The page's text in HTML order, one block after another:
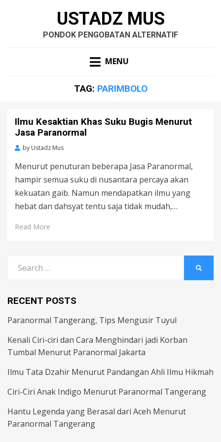
USTADZ MUS
PONDOK PENGOBATAN ALTERNATIF
MENU
TAG: PARIMBOLO
Ilmu Kesaktian Khas Suku Bugis Menurut
Jasa Paranormal
by Ustadz Mus
Menurut penuturan beberapa Jasa Paranormal,
hampir semua suku di nusantara percaya akan
kekuatan gaib. Namun mendapatkan ilmu yang
hebat dan dahsyat tentu saja tidak mudah,…
Read More
for:
RECENT POSTS
Paranormal Tangerang, Tips Mengusir Tuyul
Kenali Ciri-ciri dan Cara Menghindari jadi Korban
Tumbal Menurut Paranormal Jakarta
Ilmu Tata Dzahir Menurut Pandangan Ahli Ilmu Hikmah
Ciri-Ciri Anak Indigo Menurut Paranormal Tangerang
Hantu Legenda yang Berasal dari Aceh Menurut
Paranormal Tangerang